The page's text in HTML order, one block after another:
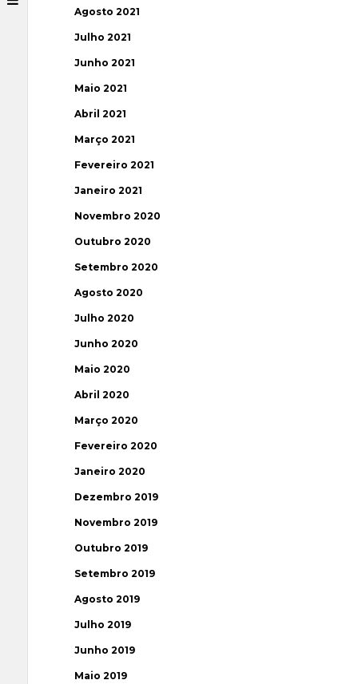
Agosto 2021
Julho 2021
Junho 2021
Maio 2021
Abril 2021
Março 2021
Fevereiro 2021
Janeiro 2021
Novembro 2020
Outubro 2020
Setembro 2020
Agosto 2020
Julho 2020
Junho 2020
Maio 2020
Abril 2020
Março 2020
Fevereiro 2020
Janeiro 2020
Dezembro 2019
Novembro 2019
Outubro 2019
Setembro 2019
Agosto 2019
Julho 2019
Junho 2019
Maio 2019